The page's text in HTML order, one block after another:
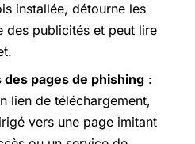
installée, détourne les
des publicités et peut lire
pages de phishing :
lien de téléchargement,
vers une page imitant